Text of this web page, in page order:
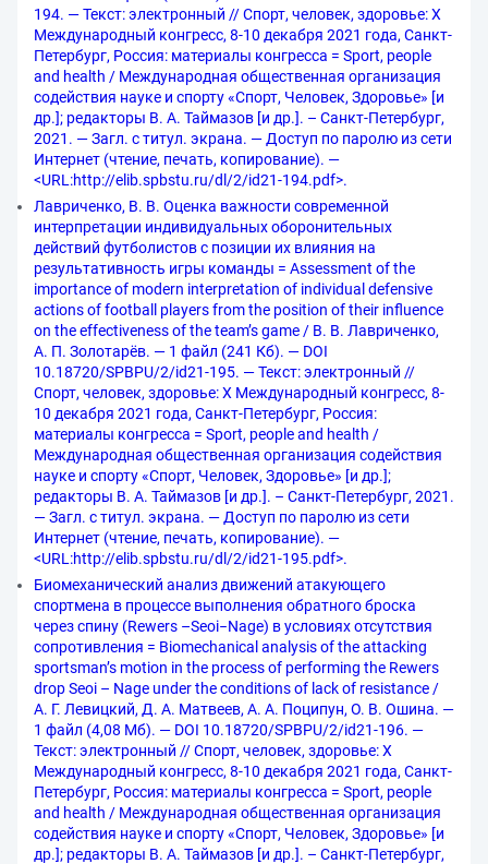
194. — Текст: электронный // Спорт, человек, здоровье: X
Международный конгресс, 8-10 декабря 2021 года, Санкт-
Петербург, Россия: материалы конгресса = Sport, people
and health / Международная общественная организация
содействия науке и спорту «Спорт, Человек, Здоровье» [и
др.]; редакторы В. А. Таймазов [и др.]. – Санкт-Петербург,
2021. — Загл. с титул. экрана. — Доступ по паролю из сети
Интернет (чтение, печать, копирование). —
<URL:http://elib.spbstu.ru/dl/2/id21-194.pdf>.
Лавриченко, В. В. Оценка важности современной
интерпретации индивидуальных оборонительных
действий футболистов с позиции их влияния на
результативность игры команды = Assessment of the
importance of modern interpretation of individual defensive
actions of football players from the position of their influence
on the effectiveness of the team’s game / В. В. Лавриченко,
А. П. Золотарёв. — 1 файл (241 Кб). — DOI
10.18720/SPBPU/2/id21-195. — Текст: электронный //
Спорт, человек, здоровье: X Международный конгресс, 8-
10 декабря 2021 года, Санкт-Петербург, Россия:
материалы конгресса = Sport, people and health /
Международная общественная организация содействия
науке и спорту «Спорт, Человек, Здоровье» [и др.];
редакторы В. А. Таймазов [и др.]. – Санкт-Петербург, 2021.
— Загл. с титул. экрана. — Доступ по паролю из сети
Интернет (чтение, печать, копирование). —
<URL:http://elib.spbstu.ru/dl/2/id21-195.pdf>.
Биомеханический анализ движений атакующего
спортмена в процессе выполнения обратного броска
через спину (Rewers –Seoi−Nage) в условиях отсутствия
сопротивления = Biomechanical analysis of the attacking
sportsman’s motion in the process of performing the Rewers
drop Seoi – Nage under the conditions of lack of resistance /
А. Г. Левицкий, Д. А. Матвеев, А. А. Поципун, О. В. Ошина. —
1 файл (4,08 Мб). — DOI 10.18720/SPBPU/2/id21-196. —
Текст: электронный // Спорт, человек, здоровье: X
Международный конгресс, 8-10 декабря 2021 года, Санкт-
Петербург, Россия: материалы конгресса = Sport, people
and health / Международная общественная организация
содействия науке и спорту «Спорт, Человек, Здоровье» [и
др.]; редакторы В. А. Таймазов [и др.]. – Санкт-Петербург,